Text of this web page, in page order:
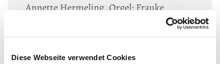
Diese Webseite verwendet Cookies
Annette Hermeling, Orgel: Frauke